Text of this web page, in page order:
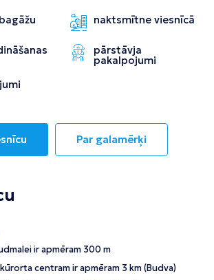
Arābu Emirāti
Republika
atbildes
naktsmītne viesnīcā
pārstāvja
pakalpojumi
Par galamērķi
ir apmēram 300 m
centram ir apmēram 3 km (Budva)